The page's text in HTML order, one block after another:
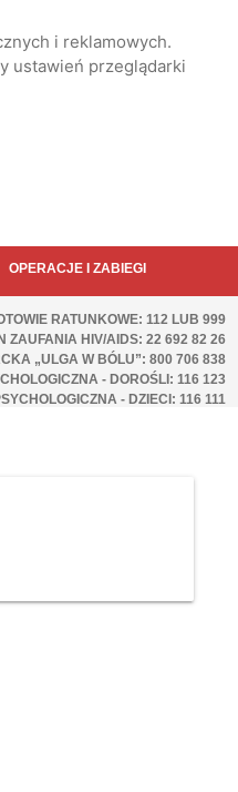
i reklamowych.
ustawień przeglądarki
OPERACJE I ZABIEGI
RATUNKOWE: 112 LUB 999
ZAUFANIA HIV/AIDS: 22 692 82 26
„ULGA W BÓLU”: 800 706 838
- DOROŚLI: 116 123
- DZIECI: 116 111